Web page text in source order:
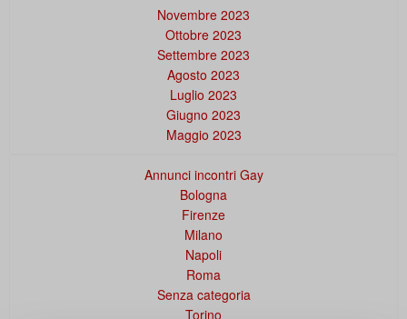
Novembre 2023
Ottobre 2023
Settembre 2023
Agosto 2023
Luglio 2023
Giugno 2023
Maggio 2023
Annunci incontri Gay
Bologna
Firenze
Milano
Napoli
Roma
Senza categoria
Torino